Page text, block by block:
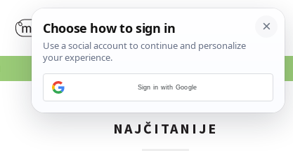
NAJČITANIJE
Sign in with Google